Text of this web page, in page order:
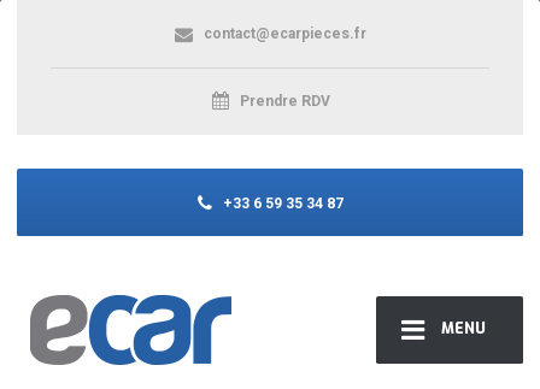
MENU
contact@ecarpieces.fr
Prendre RDV
+33 6 59 35 34 87